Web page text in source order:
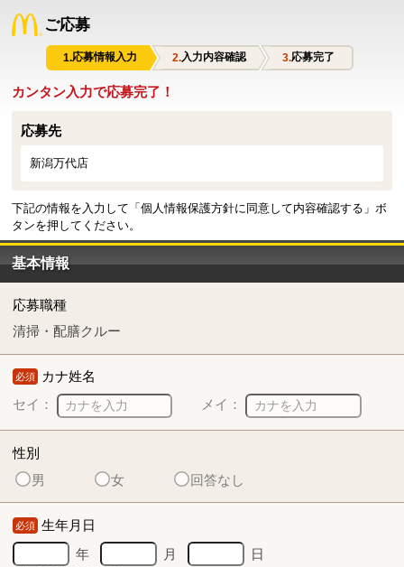
ご応募
応募情報入力 入力内容確認 応募完了
カンタン入力で応募完了！
応募先
新潟万代店
下記の情報を入力して「個人情報保護方針に同意して内容確認する」ボ
タンを押してください。
基本情報
応募職種
清掃・配膳クルー
必須 カナ姓名
セイ：
メイ：
性別
男
女 回答なし
必須 生年月日
年
月 日